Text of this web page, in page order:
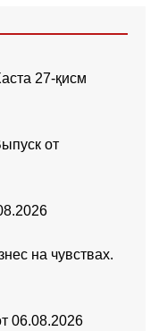
27-қисм
от
на чувствах.
06.08.2026